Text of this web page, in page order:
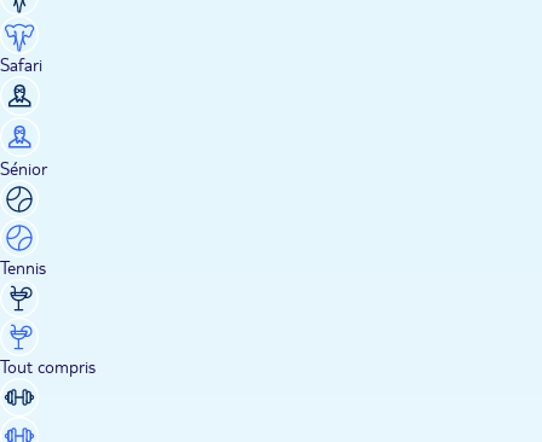
Safari
Sénior
Tennis
Tout compris